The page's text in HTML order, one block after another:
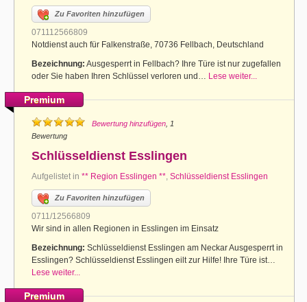
Zu Favoriten hinzufügen
071112566809
Notdienst auch für Falkenstraße, 70736 Fellbach, Deutschland
Bezeichnung: Ausgesperrt in Fellbach? Ihre Türe ist nur zugefallen
oder Sie haben Ihren Schlüssel verloren und… Lese weiter...
Premium
Bewertung hinzufügen , 1
Bewertung
Schlüsseldienst Esslingen
Aufgelistet in ** Region Esslingen **, Schlüsseldienst Esslingen
Zu Favoriten hinzufügen
0711/12566809
Wir sind in allen Regionen in Esslingen im Einsatz
Bezeichnung: Schlüsseldienst Esslingen am Neckar Ausgesperrt in
Esslingen? Schlüsseldienst Esslingen eilt zur Hilfe! Ihre Türe ist…
Lese weiter...
Premium